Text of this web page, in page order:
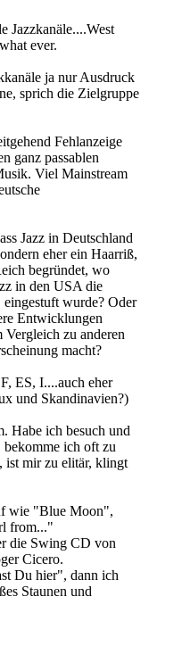
Jazzkanäle....West
ever.
ja nur Ausdruck
sprich die Zielgruppe
Fehlanzeige
ganz passablen
Viel Mainstream
Jazz in Deutschland
eher ein Haarriß,
begründet, wo
in den USA die
wurde? Oder
Entwicklungen
Vergleich zu anderen
macht?
ES, I....auch eher
und Skandinavien?)
Habe ich besuch und
bekomme ich oft zu
ist mir zu elitär, klingt
wie "Blue Moon",
from..."
die Swing CD von
Cicero.
Du hier", dann ich
Staunen und